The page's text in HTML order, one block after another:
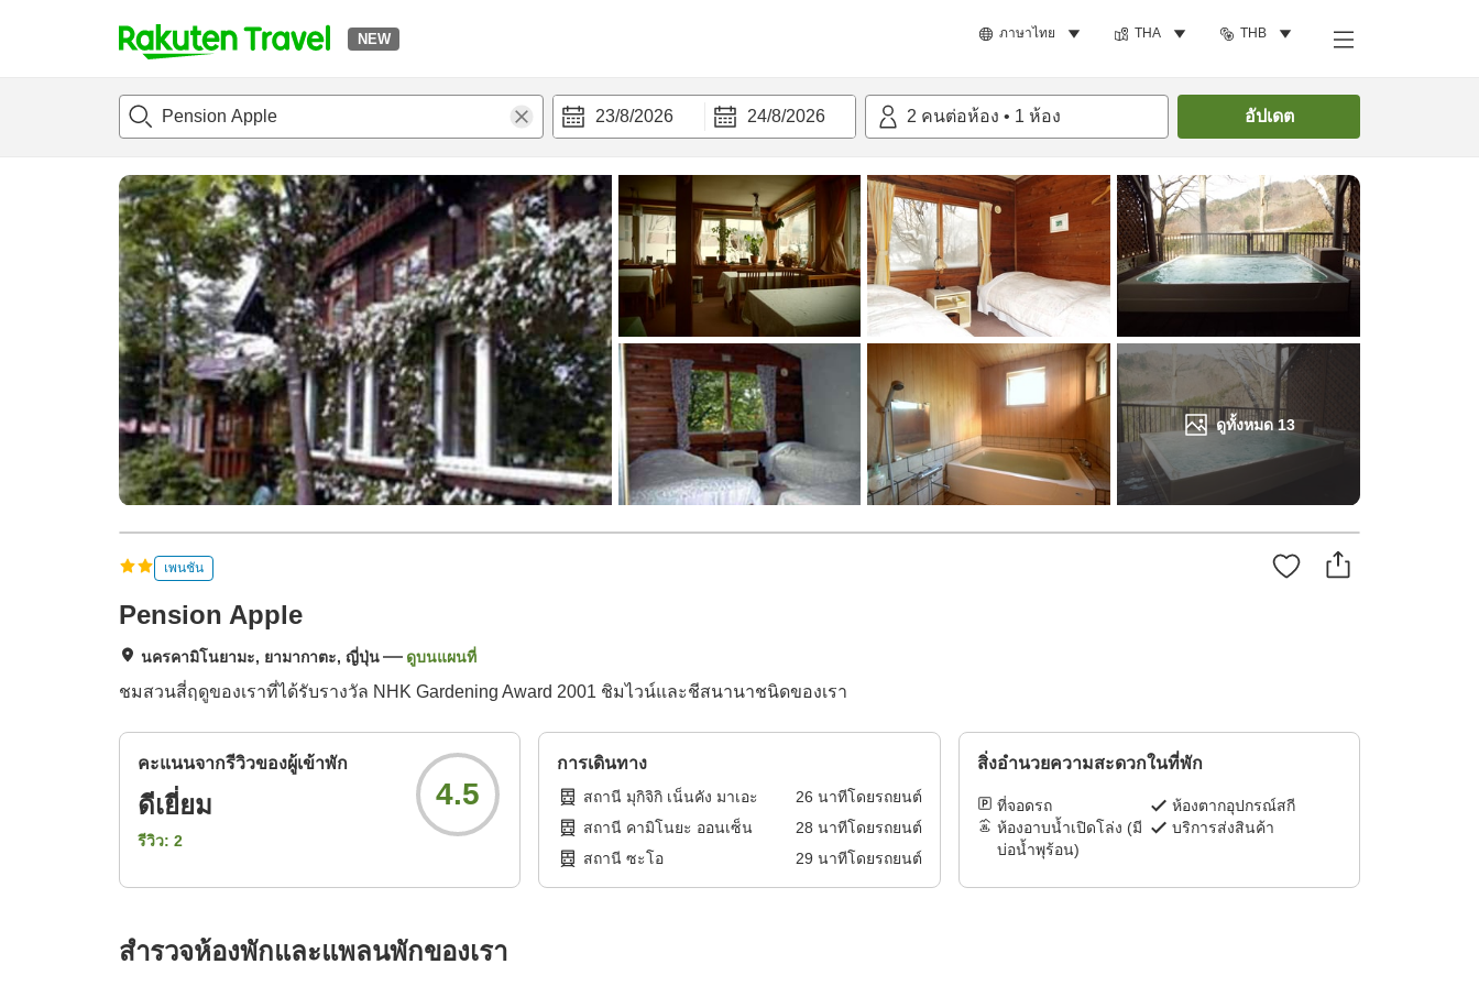
NEW ภาษาไทย THA THB
t
p
a
g
e
_
s
e
a
r
c
h
23/8/2026 24/8/2026 2 คนต่อห้อง • 1 ห้อง อัปเดต
ดูทั้งหมด13
แนะนำที่พักห้องพักและแพลนพัก ค้นหาห้องพัก
เพนชัน
Pension Apple
นครคามิโนยามะ, ยามากาตะ, ญี่ปุ่น ดูบนแผนที่
ชมสวนสี่ฤดูของเราที่ได้รับรางวัล NHK Gardening Award 2001 ชิมไวน์และชีสนานาชนิดของเรา
คะแนนจากรีวิวของผู้เข้าพัก
ดีเยี่ยม
รีวิว: 2
4.5
การเดินทาง
สถานี มุกิจิกิ เน็นคัง มาเอะ 26 นาทีโดยรถยนต์
สถานี คามิโนยะ ออนเซ็น
28 นาทีโดยรถยนต์
สถานี ซะโอ
29 นาทีโดยรถยนต์
สิ่งอำนวยความสะดวกในที่พัก
ที่จอดรถ
ห้องตากอุปกรณ์สกี
ห้องอาบน้ำเปิดโล่ง (มี
บ่อน้ำพุร้อน)
บริการส่งสินค้า
สำรวจห้องพักและแพลนพักของเรา